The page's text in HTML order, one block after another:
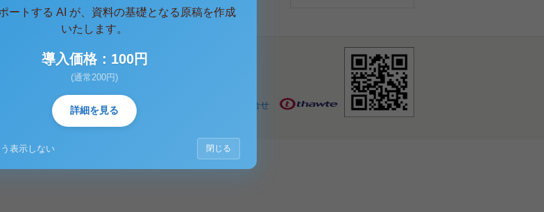
検索
著作権規定 特定商取引法に基づく表示 お問合せ
ートする AI が、資料の基礎となる原稿を作成
いたします。
導入価格：100円
(通常200円)
詳細を見る
表示しない 閉じる